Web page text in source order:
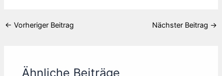
← Vorheriger Beitrag Nächster Beitrag →
Ähnliche Beiträge